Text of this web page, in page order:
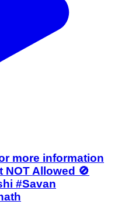
more information
NOT Allowed 🚫
#Savan